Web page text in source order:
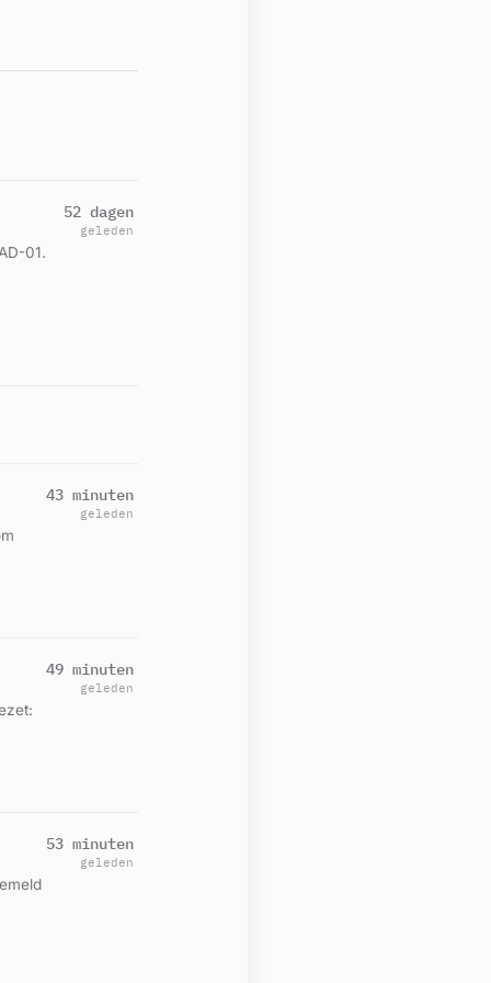
01.
52 dagen
geleden
43 minuten
geleden
49 minuten
geleden
53 minuten
geleden